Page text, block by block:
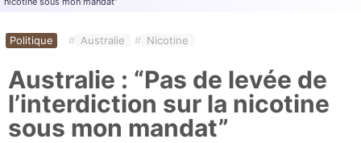
Politique # Australie # Nicotine
Australie : “Pas de levée de
l’interdiction sur la nicotine
sous mon mandat”